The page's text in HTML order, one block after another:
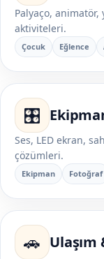
Palyaço,
aktiviteleri.
Çocuk Eğlence
🎛️
Ses, LED ekran,
çözümleri.
Ekipman Fotoğraf
🚗 Ulaşım